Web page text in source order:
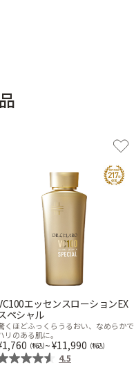
エッセンスローションEX
ペシャル
くほどふっくらうるおい、なめらかで
リのある肌に。
1,760 ~ 11,990
4.5